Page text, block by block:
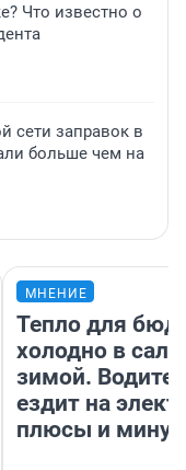
Что известно о
сети заправок в
больше чем на
МНЕНИЕ
Тепло для
холодно в
зимой.
ездит на
плюсы и